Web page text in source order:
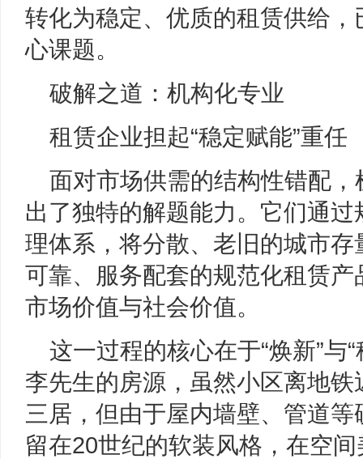
转化为稳定、优质的租赁供给
心课题。
破解之道：机构化专业
租赁企业担起“稳定赋能”重任
面对市场供需的结构性错配
出了独特的解题能力。它们通
理体系，将分散、老旧的城市
可靠、服务配套的规范化租赁
市场价值与社会价值。
这一过程的核心在于“焕新”与
李先生的房源，虽然小区离地
三居，但由于屋内墙壁、管道
留在20世纪的软装风格，在空